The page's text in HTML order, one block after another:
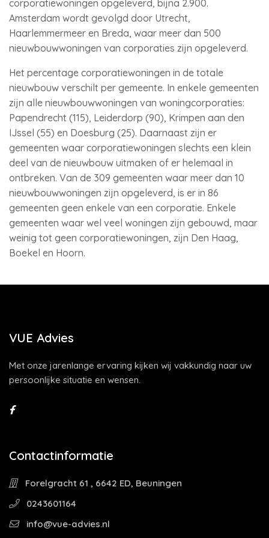
corporatiewoningen opgeleverd, bijna 2.900.
Amsterdam wordt gevolgd door Utrecht,
Haarlemmermeer en Breda, waar meer dan 500
nieuwbouwwoningen van corporaties zijn opgeleverd.
Het percentage corporatiewoningen in de totale
nieuwbouw verschilt per gemeente. In enkele gemeenten
zijn alle nieuwbouwwoningen van woningcorporaties:
Papendrecht (115), Leiderdorp (90), Krimpen aan den
IJssel (55) en Doesburg (25). Daarnaast zijn er
gemeenten waar corporatiewoningen slechts een klein
deel van de nieuwbouw uitmaken of er helemaal in
ontbreken. Van de 309 gemeenten waar meer dan 10
nieuwbouwwoningen zijn opgeleverd, is er in 86
gemeenten geen enkele van een corporatie. Enkele
gemeenten waar wel veel woningen zijn gebouwd, maar
weinig tot geen corporatiewoningen, zijn Den Haag,
Boekel en Hoorn.
VUE Advies
Met onze jarenlange ervaring kijken wij vakkundig naar uw
persoonlijke situatie en wensen.
Contactinformatie
Forelgracht 61 , 6642 ED, Beuningen
0243601164
info@vue-advies.nl